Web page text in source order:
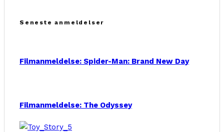
Seneste anmeldelser
Filmanmeldelse: Spider-Man: Brand New Day
Filmanmeldelse: The Odyssey